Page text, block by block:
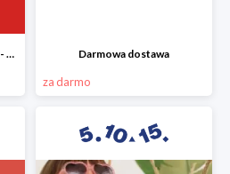
Wyprzedaż sezonu w 5.10.15 - cały asortyment -70% Darmowa dostawa
za darmo